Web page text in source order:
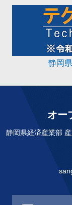
静岡
オー
静岡県経済産業部